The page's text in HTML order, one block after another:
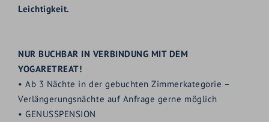
Leichtigkeit.
NUR BUCHBAR IN VERBINDUNG MIT DEM
YOGARETREAT!
• Ab 3 Nächte in der gebuchten Zimmerkategorie –
Verlängerungsnächte auf Anfrage gerne möglich
• GENUSSPENSION